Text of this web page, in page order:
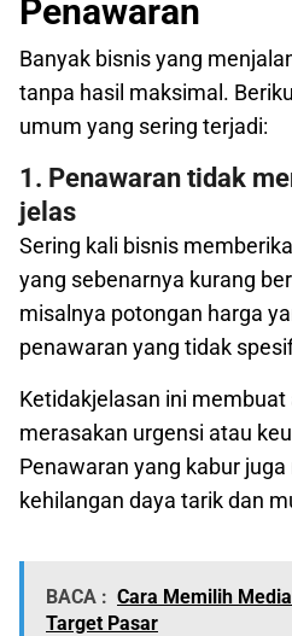
Penawaran
Banyak bisnis yang
tanpa hasil maksimal.
umum yang sering terjadi:
1. Penawaran tidak
jelas
Sering kali bisnis
yang sebenarnya kurang
misalnya potongan harga
penawaran yang tidak
Ketidakjelasan ini
merasakan urgensi atau
Penawaran yang kabur
kehilangan daya tarik dan
BACA : Cara Memilih
Target Pasar